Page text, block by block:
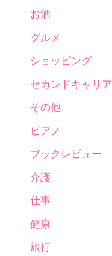
お酒
グルメ
ショッピング
セカンドキャリア
その他
ピアノ
ブックレビュー
介護
仕事
健康
旅行